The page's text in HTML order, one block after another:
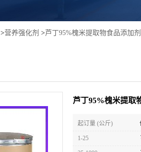
>营养强化剂 >芦丁95%槐米提取物食品添加
芦丁95%槐米提取
起订量 (公斤)
1-25